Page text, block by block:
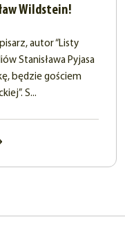
Wildstein!
autor “Listy
Stanisława Pyjasa
będzie gościem
S...